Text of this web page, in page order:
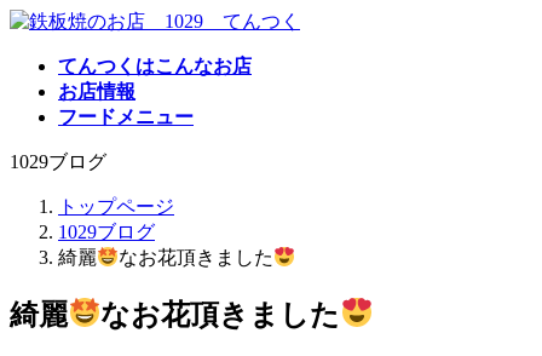
コ
ス
ナ
ン
てんつくはこんなお店
お店情報
フードメニュー
1029ブログ
トップページ
1029ブログ
綺麗
なお花頂きました
綺麗 なお花頂きました